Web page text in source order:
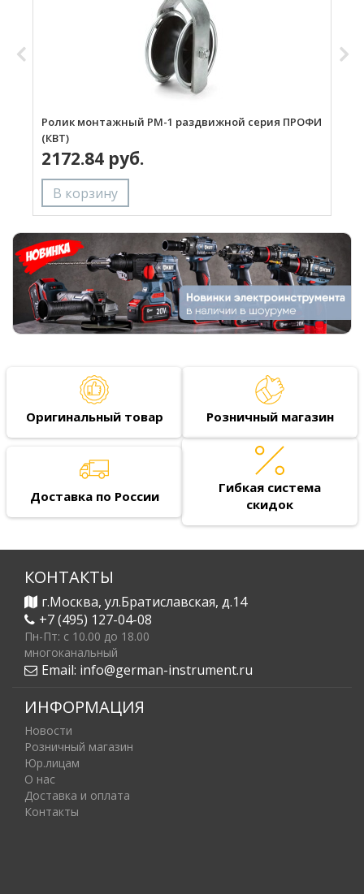
Ролик монтажный РМ-1 раздвижной серия ПРОФИ
(КВТ)
2172.84 руб.
Оригинальный товар Розничный магазин
Доставка по России
Гибкая система
скидок
КОНТАКТЫ
г.Москва, ул.Братиславская, д.14
+7 (495) 127-04-08
Пн-Пт: c 10.00 до 18.00
многоканальный
Email: info@german-instrument.ru
ИНФОРМАЦИЯ
Новости
Розничный магазин
Юр.лицам
О нас
Доставка и оплата
Контакты